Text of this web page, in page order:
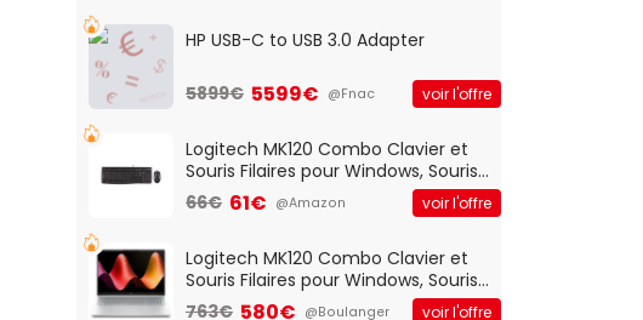
HP USB-C to USB 3.0 Adapter
5899€ 5599€ @Fnac voir l'offre
Logitech MK120 Combo Clavier et
Souris Filaires pour Windows, Souris
Optique Filaire, Connexion USB Plug
And Play, Confortable, Taille
QWERTY UK - Noir
66€ 61€ @Amazon voir l'offre
Logitech MK120 Combo Clavier et
Souris Filaires pour Windows, Souris
Optique Filaire, Connexion USB Plug
763€ 580€ @Boulanger voir l'offre